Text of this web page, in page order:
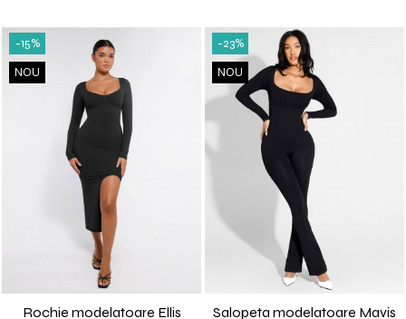
-15%
NOU
Rochie modelatoare Ellis
-23%
NOU
Salopeta modelatoare Mavis